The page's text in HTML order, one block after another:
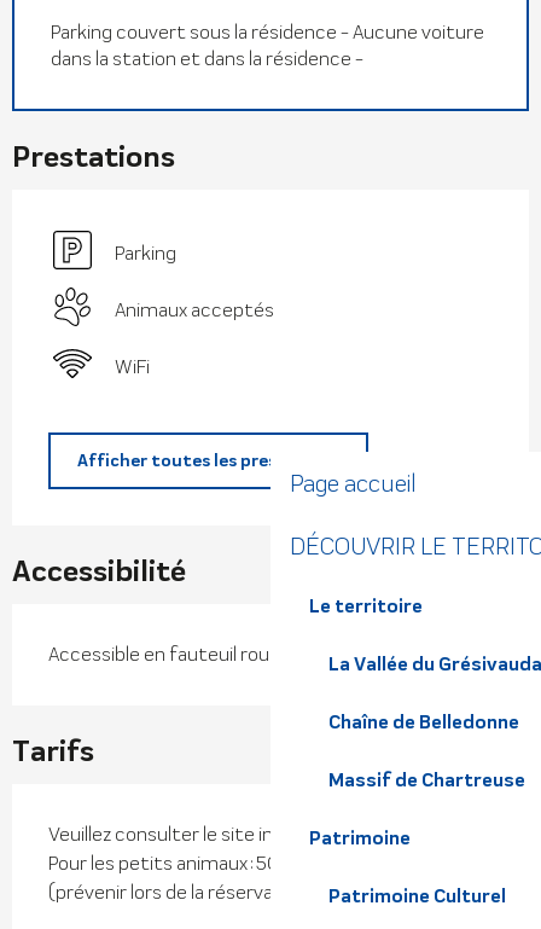
Page accueil
DÉCOUVRIR LE
Le territoire
La Vallée du
Chaîne de Belledonne
Massif de Chartreuse
Patrimoine
Patrimoine Culturel
Parking couvert sous la résidence - Aucune voiture
dans la station et dans la résidence -
Prestations
Parking
Animaux acceptés
WiFi
Afficher toutes les prestations
Accessibilité
Accessible en fauteuil roulant avec aide
Tarifs
Veuillez consulter le site internet.
Pour les petits animaux : 50€ / semaine / animal
(prévenir lors de la réservation).